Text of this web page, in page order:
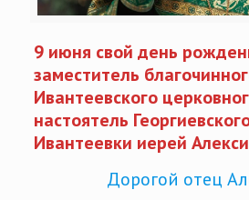
9 июня свой день
заместитель
Ивантеевского
настоятель
Ивантеевки иерей
Дорогой отец